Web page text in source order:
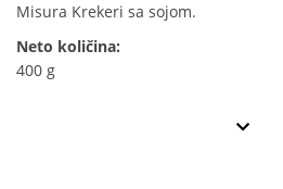
Misura Krekeri sa sojom.
Neto količina:
400 g